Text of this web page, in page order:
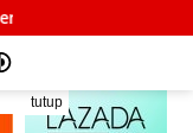
Ratusan
tutup